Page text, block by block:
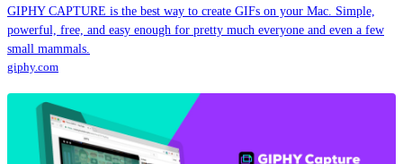
GIPHY CAPTURE is the best way to create GIFs on your Mac. Simple,
powerful, free, and easy enough for pretty much everyone and even a few
small mammals.
giphy.com